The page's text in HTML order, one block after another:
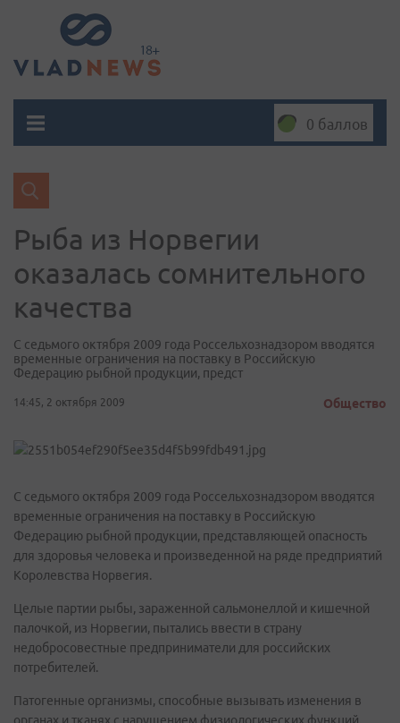
0 баллов
Рыба из Норвегии
оказалась сомнительного
качества
С седьмого октября 2009 года Россельхознадзором вводятся
временные ограничения на поставку в Российскую
Федерацию рыбной продукции, предст
14:45, 2 октября 2009 Общество
С седьмого октября 2009 года Россельхознадзором вводятся
временные ограничения на поставку в Российскую
Федерацию рыбной продукции, представляющей опасность
для здоровья человека и произведенной на ряде предприятий
Королевства Норвегия.
Целые партии рыбы, зараженной сальмонеллой и кишечной
палочкой, из Норвегии, пытались ввести в страну
недобросовестные предприниматели для российских
потребителей.
Патогенные организмы, способные вызывать изменения в